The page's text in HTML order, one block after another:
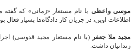
موسی واعظی با نام مستعار «زمانی» که
اطلاعات اوین، در جریان کار دادگاه‌ها بسیار
مجید ملا جعفر (با نام مستعار مجید قدوسی)
زندانیان داشت.